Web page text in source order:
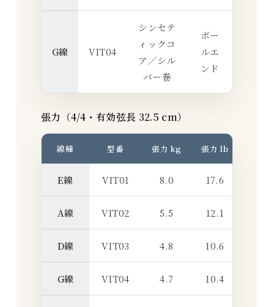
G線 VIT04
シンセテ
ィックコ
ア／シル
バー巻
ボー
ルエ
ンド
張力（4/4・有効弦長 32.5 cm）
線種 型番 張力 kg 張力 lb
E線 VIT01 8.0 17.6
A線 VIT02 5.5 12.1
D線 VIT03 4.8 10.6
G線 VIT04 4.7 10.4